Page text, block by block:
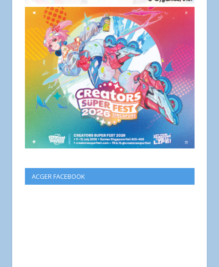
ACGER FACEBOOK